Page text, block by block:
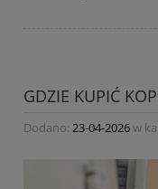
GDZIE KUPIĆ
Dodano: 23-04-2026w